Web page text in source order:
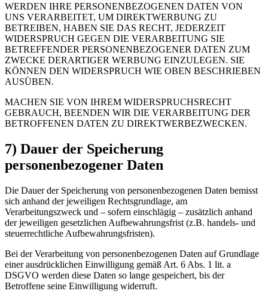
WERDEN IHRE PERSONENBEZOGENEN DATEN VON
UNS VERARBEITET, UM DIREKTWERBUNG ZU
BETREIBEN, HABEN SIE DAS RECHT, JEDERZEIT
WIDERSPRUCH GEGEN DIE VERARBEITUNG SIE
BETREFFENDER PERSONENBEZOGENER DATEN ZUM
ZWECKE DERARTIGER WERBUNG EINZULEGEN. SIE
KÖNNEN DEN WIDERSPRUCH WIE OBEN BESCHRIEBEN
AUSÜBEN.
MACHEN SIE VON IHREM WIDERSPRUCHSRECHT
GEBRAUCH, BEENDEN WIR DIE VERARBEITUNG DER
BETROFFENEN DATEN ZU DIREKTWERBEZWECKEN.
7) Dauer der Speicherung
personenbezogener Daten
Die Dauer der Speicherung von personenbezogenen Daten bemisst
sich anhand der jeweiligen Rechtsgrundlage, am
Verarbeitungszweck und – sofern einschlägig – zusätzlich anhand
der jeweiligen gesetzlichen Aufbewahrungsfrist (z.B. handels- und
steuerrechtliche Aufbewahrungsfristen).
Bei der Verarbeitung von personenbezogenen Daten auf Grundlage
einer ausdrücklichen Einwilligung gemäß Art. 6 Abs. 1 lit. a
DSGVO werden diese Daten so lange gespeichert, bis der
Betroffene seine Einwilligung widerruft.